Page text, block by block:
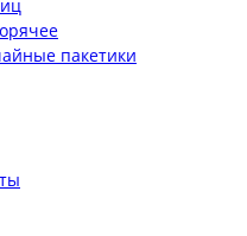
пакетики